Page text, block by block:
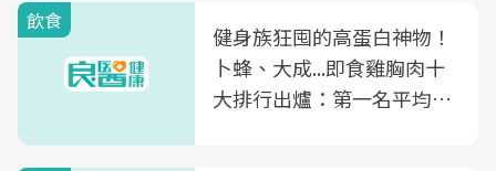
飲食
健身族狂囤的高蛋白神物！
卜蜂、大成...即食雞胸肉十
大排行出爐：第一名平均一